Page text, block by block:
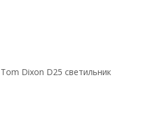
Dixon D25 светильник